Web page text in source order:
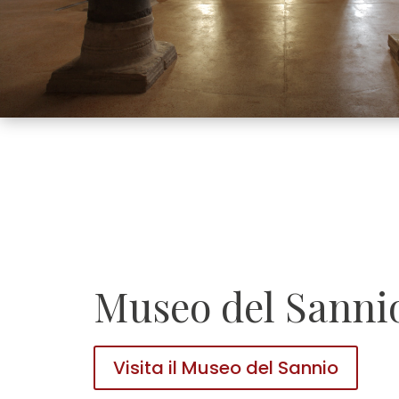
Museo del
Visita il Museo del Sannio